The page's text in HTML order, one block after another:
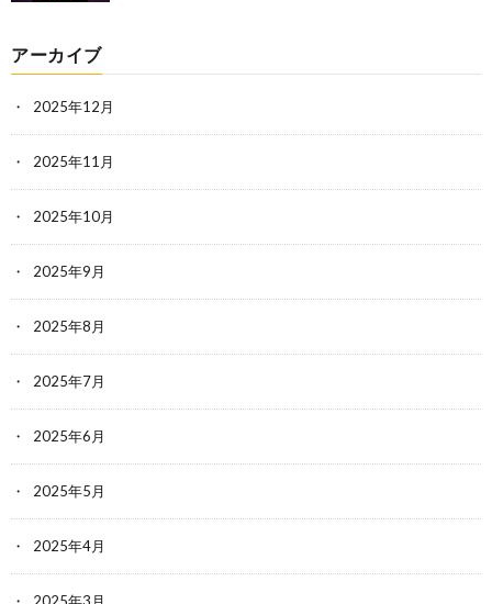
アーカイブ
2025年12月
2025年11月
2025年10月
2025年9月
2025年8月
2025年7月
2025年6月
2025年5月
2025年4月
2025年3月